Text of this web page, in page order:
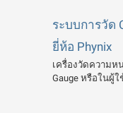
ระบบการวัด
ยี่ห้อ Phynix
เครื่องวัดความห
Gauge หรือในผู้